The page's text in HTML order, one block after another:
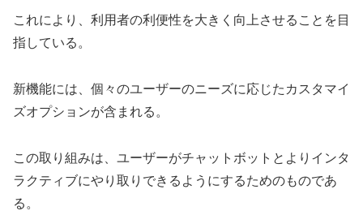
これにより、利用者の利便性を大きく向上させることを目
指している。
新機能には、個々のユーザーのニーズに応じたカスタマイ
ズオプションが含まれる。
この取り組みは、ユーザーがチャットボットとよりインタ
ラクティブにやり取りできるようにするためのものであ
る。